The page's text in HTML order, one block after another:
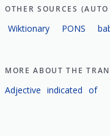
OTHER SOURCES
Wiktionary PONS
MORE ABOUT THE
Adjective indicated of